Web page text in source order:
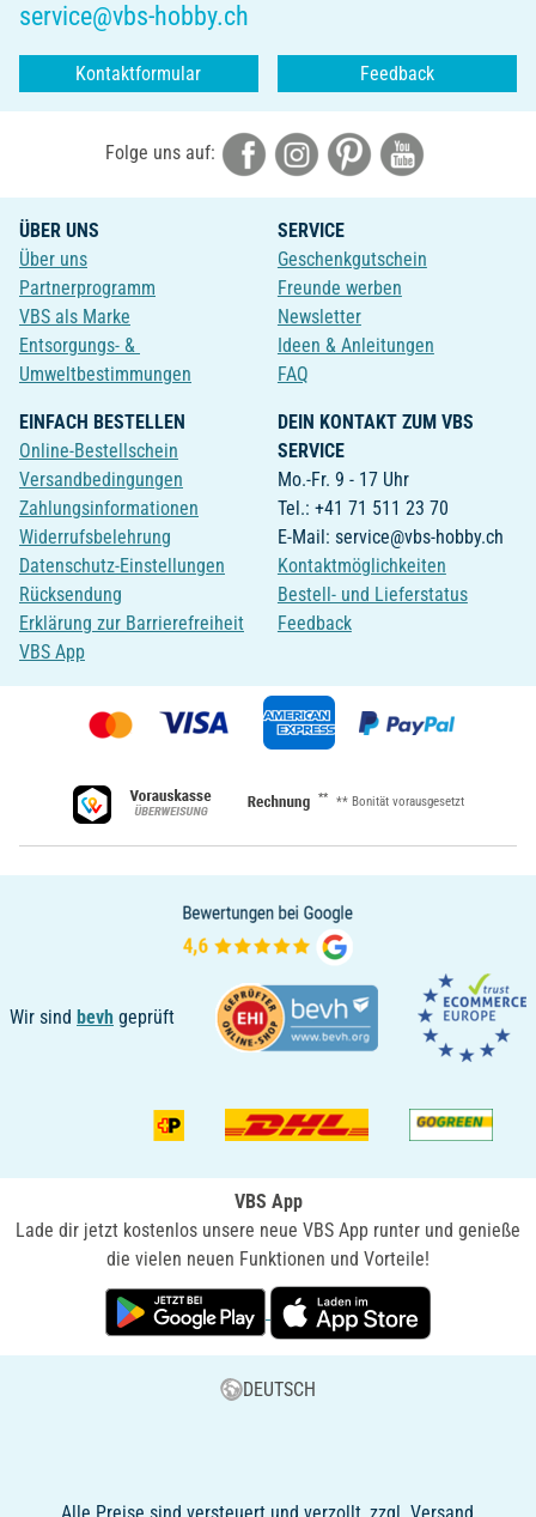
service@vbs-hobby.ch
Kontaktformular Feedback
Folge uns auf:
ÜBER UNS
Über uns
Partnerprogramm
VBS als Marke
Entsorgungs- &
Umweltbestimmungen
SERVICE
Geschenkgutschein
Freunde werben
Newsletter
Ideen & Anleitungen
FAQ
EINFACH BESTELLEN
Online-Bestellschein
Versandbedingungen
Zahlungsinformationen
Widerrufsbelehrung
Datenschutz-Einstellungen
Rücksendung
Erklärung zur Barrierefreiheit
VBS App
DEIN KONTAKT ZUM VBS
SERVICE
Mo.-Fr. 9 - 17 Uhr
Tel.: +41 71 511 23 70
E-Mail: service@vbs-hobby.ch
Kontaktmöglichkeiten
Bestell- und Lieferstatus
Feedback
** ** Bonität vorausgesetzt
Wir sind bevh geprüft
VBS App
Lade dir jetzt kostenlos unsere neue VBS App runter und genieße
die vielen neuen Funktionen und Vorteile!
DEUTSCH